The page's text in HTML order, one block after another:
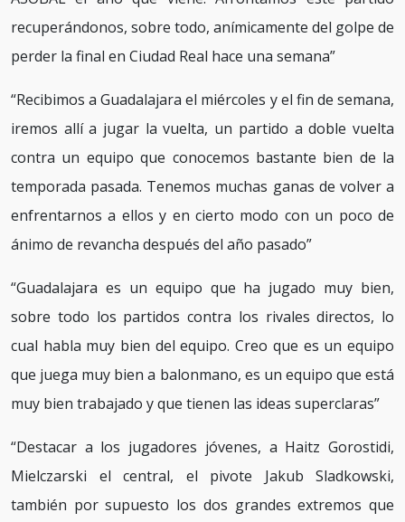
recuperándonos, sobre todo, anímicamente del golpe de
perder la final en Ciudad Real hace una semana”
“Recibimos a Guadalajara el miércoles y el fin de semana,
iremos allí a jugar la vuelta, un partido a doble vuelta
contra un equipo que conocemos bastante bien de la
temporada pasada. Tenemos muchas ganas de volver a
enfrentarnos a ellos y en cierto modo con un poco de
ánimo de revancha después del año pasado”
“Guadalajara es un equipo que ha jugado muy bien,
sobre todo los partidos contra los rivales directos, lo
cual habla muy bien del equipo. Creo que es un equipo
que juega muy bien a balonmano, es un equipo que está
muy bien trabajado y que tienen las ideas superclaras”
“Destacar a los jugadores jóvenes, a Haitz Gorostidi,
Mielczarski el central, el pivote Jakub Sladkowski,
también por supuesto los dos grandes extremos que